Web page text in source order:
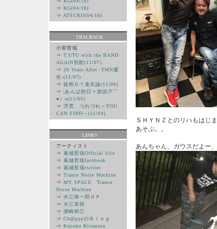
⇒ KG(04/18)
⇒ ATSUKO(04/16)
TRACBACK
小室哲哉
⇒ T.UTU with the BAND
AGAIN別館(11/07)
⇒ 20 Years After -TMN通
史-(11/07)
⇒ 徒然ＤＹ進化論(11/06)
⇒ |あんぱ的日々放談|∇￣
●）ο(11/05)
⇒ 浮雲、つれづれ～YOU
CAN FIND～(11/04)
LINKS
アーティスト
⇒ 葛城哲哉Official Site
⇒ 葛城哲哉facebook
⇒ 葛城哲哉twitter
⇒ Trance Noise Machine
⇒ MY SPACE Trance
Noise Machine
⇒ 水江慎一郎ＨＰ
⇒ 水江英樹
⇒ 潮崎裕己
⇒ Ch@ppyのＢｌｏｇ
⇒ Kayoko Kitamura
ＳＨＹＮＺとのリハもは
あそぶ。。
あんちゃん、ガウスだよー